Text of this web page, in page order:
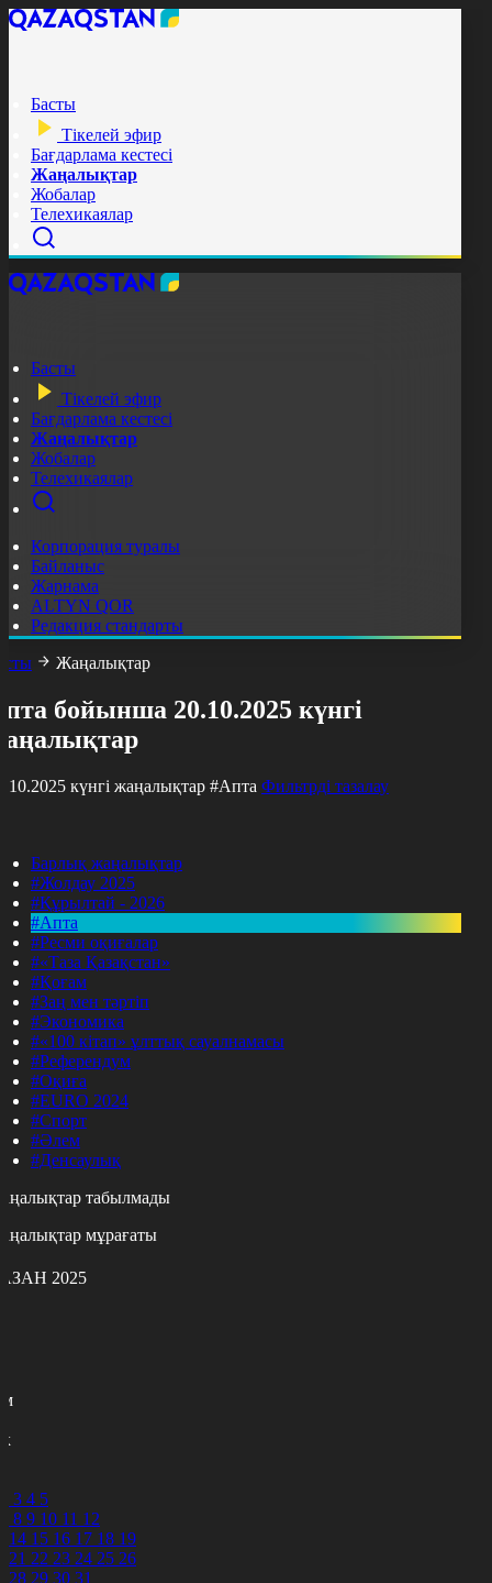
Басты
Тікелей эфир
Бағдарлама кестесі
Жаңалықтар
Жобалар
Телехикаялар
Басты
Тікелей эфир
Бағдарлама кестесі
Жаңалықтар
Жобалар
Телехикаялар
Корпорация туралы
Байланыс
Жарнама
ALTYN QOR
Редакция стандарты
Жаңалықтар
бойынша 20.10.2025 күнгі
күнгі жаңалықтар #Апта Фильтрді тазалау
Барлық жаңалықтар
#Жолдау 2025
#Құрылтай - 2026
#Апта
#Ресми оқиғалар
#«Таза Қазақстан»
#Қоғам
#Заң мен тәртіп
#Экономика
#«100 кітап» ұлттық сауалнамасы
#Референдум
#Оқиға
#EURO 2024
#Спорт
#Әлем
#Денсаулық
табылмады
мұрағаты
2025
3 4 5
8 9 10 11 12
14 15 16 17 18 19
21 22 23 24 25 26
28 29 30 31